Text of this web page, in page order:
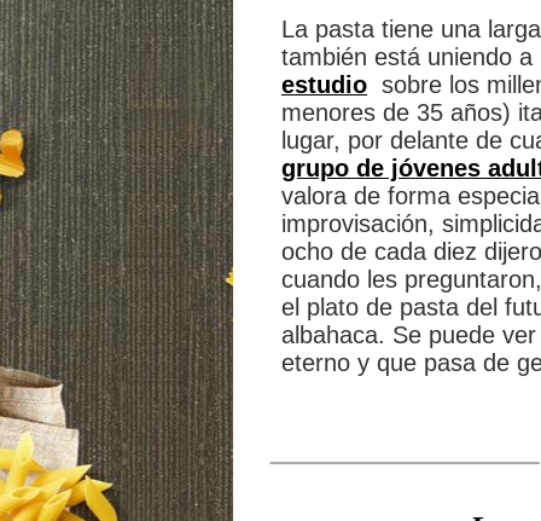
La pasta tiene una
también está uniendo
estudio sobre los
menores de 35 años)
lugar, por delante de
grupo de jóvenes
valora de forma
improvisación,
ocho de cada diez
cuando les
el plato de pasta del
albahaca. Se puede
eterno y que pasa de